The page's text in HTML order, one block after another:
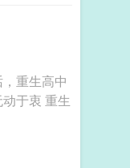
重生高中
重生